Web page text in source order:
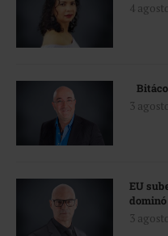
4
3
EU
dominó
3